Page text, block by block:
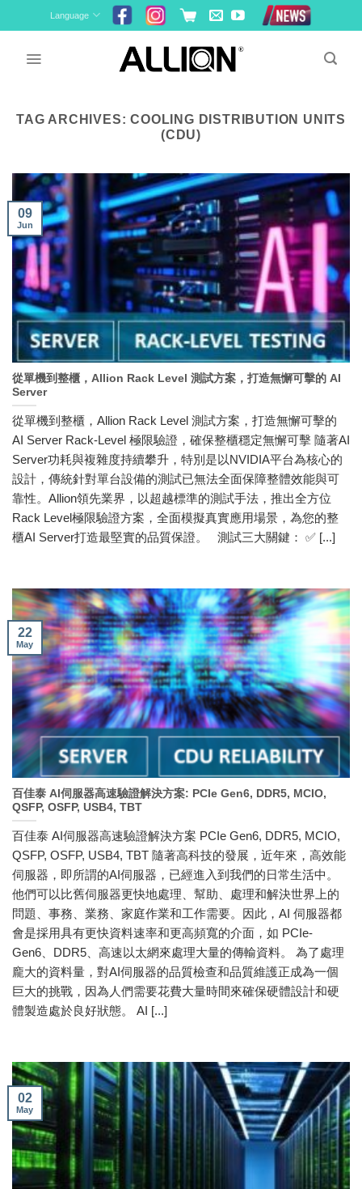
to
Language
TAG ARCHIVES:COOLING DISTRIBUTION UNITS
(CDU)
從單機到整櫃，Allion Rack Level 測試方案，打造無懈可擊的 AI
Server
從單機到整櫃，Allion Rack Level 測試方案，打造無懈可擊的
AI Server Rack-Level 極限驗證，確保整櫃穩定無懈可擊 隨著AI
Server功耗與複雜度持續攀升，特別是以NVIDIA平台為核心的
設計，傳統針對單台設備的測試已無法全面保障整體效能與可
靠性。Allion領先業界，以超越標準的測試手法，推出全方位
Rack Level極限驗證方案，全面模擬真實應用場景，為您的整
櫃AI Server打造最堅實的品質保證。 測試三大關鍵： ✅ [...]
09
Jun
百佳泰 AI伺服器高速驗證解決方案: PCIe Gen6, DDR5, MCIO,
QSFP, OSFP, USB4, TBT
百佳泰 AI伺服器高速驗證解決方案 PCIe Gen6, DDR5, MCIO,
QSFP, OSFP, USB4, TBT 隨著高科技的發展，近年來，高效能
伺服器，即所謂的AI伺服器，已經進入到我們的日常生活中。
他們可以比舊伺服器更快地處理、幫助、處理和解決世界上的
問題、事務、業務、家庭作業和工作需要。因此，AI 伺服器都
會是採用具有更快資料速率和更高頻寬的介面，如 PCIe-
Gen6、DDR5、高速以太網來處理大量的傳輸資料。 為了處理
龐大的資料量，對AI伺服器的品質檢查和品質維護正成為一個
巨大的挑戰，因為人們需要花費大量時間來確保硬體設計和硬
體製造處於良好狀態。 AI [...]
22
May
02
May